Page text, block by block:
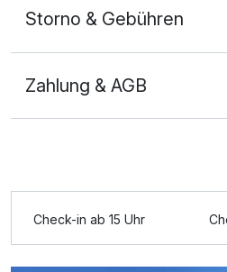
Storno & Gebühren
Zahlung & AGB
Check-in ab 15 Uhr